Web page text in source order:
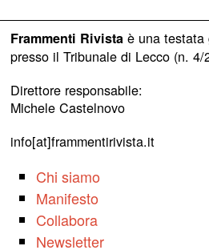
Frammenti Rivistaè una
presso il Tribunale di Lecco (n. 4/
Direttore responsabile:
Michele Castelnovo
info[at]frammentirivista.it
Chi siamo
Manifesto
Collabora
Newsletter